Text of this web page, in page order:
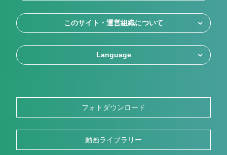
このサイト・運営組織について
Language
フォトダウンロード
動画ライブラリー